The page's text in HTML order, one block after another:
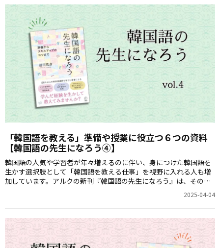
「韓国語を教える」準備や授業に役立つ６つの資料
【韓国語の先生になろう④】
韓国語の人気や学習者が年々増えるのに伴い、身につけた韓国語を
生かす選択肢として「韓国語を教える仕事」を視野に入れる人も増
加しています。アルクの新刊『韓国語の先生になろう』は、その名
などの情報が詰まった１冊です。短期集中連載で特別に本書の内容
をお届けする最終回、この記事では充実の巻末付録についてご紹介
します！
2025-04-04